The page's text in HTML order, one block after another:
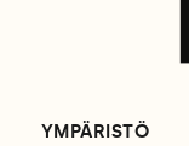
YMPÄRISTÖ